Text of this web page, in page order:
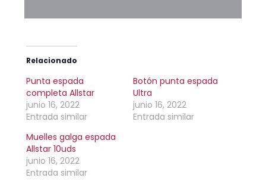
Relacionado
Punta espada
completa Allstar
junio 16, 2022
Entrada similar
Botón punta espada
Ultra
junio 16, 2022
Entrada similar
Muelles galga espada
Allstar 10uds
junio 16, 2022
Entrada similar